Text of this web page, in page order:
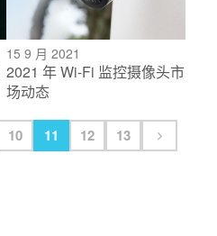
15 9 月 2021
2021 年 Wi-Fi 监控摄像头市
场动态
10 11 12 13